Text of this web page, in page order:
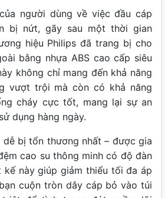
người dùng về việc đầu cáp
bị nứt, gãy sau một thời gian
hiệu Philips đã trang bị cho
bằng nhựa ABS cao cấp siêu
không chỉ mang đến khả năng
vượt trội mà còn có khả năng
cháy cực tốt, mang lại sự an
dụng hàng ngày.
dễ bị tổn thương nhất – được gia
cao su thông minh có độ đàn
kế này giúp giảm thiểu tối đa áp
cuộn tròn dây cáp bỏ vào túi